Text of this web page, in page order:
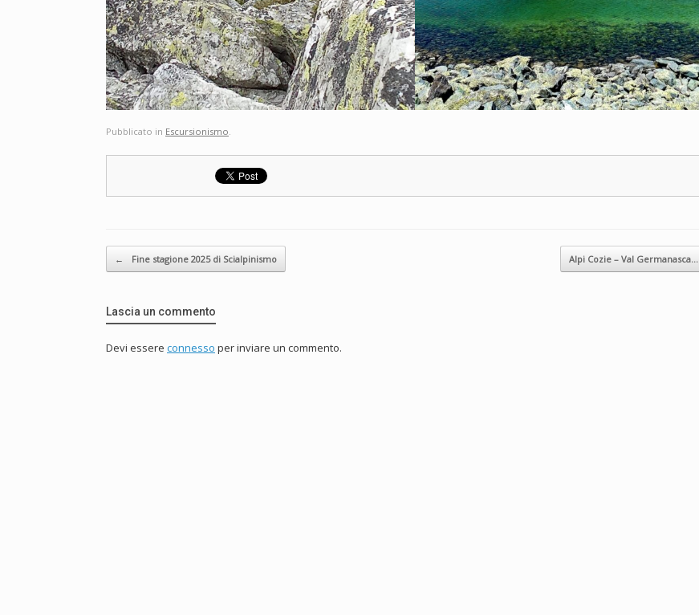
Pubblicato in Escursionismo.
Navigazione articolo
← Fine stagione 2025 di Scialpinismo Alpi Cozie – Val Germanasca…
Lascia un commento
Devi essere connesso per inviare un commento.